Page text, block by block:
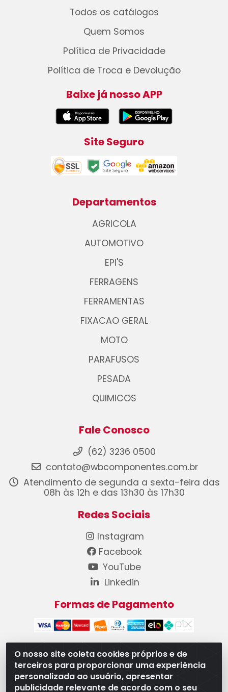
O nosso site coleta cookies próprios e de
terceiros para proporcionar uma experiência
personalizada ao usuário, apresentar
publicidade relevante de acordo com o seu
Todos os catálogos
Quem Somos
Política de Privacidade
Política de Troca e Devolução
Baixe já nosso APP
Site Seguro
Departamentos
AGRICOLA
AUTOMOTIVO
EPI'S
FERRAGENS
FERRAMENTAS
FIXACAO GERAL
MOTO
PARAFUSOS
PESADA
QUIMICOS
Fale Conosco
(62) 3236 0500
contato@wbcomponentes.com.br
Atendimento de segunda a sexta-feira das
08h às 12h e das 13h30 às 17h30
Redes Sociais
Instagram
Facebook
YouTube
Linkedin
Formas de Pagamento
WB Componentes Automotivos LTDA - CNPJ
08.528.393/0001-12 - Rua do Níquel, 667 - Parque
Oeste Industrial, Goiânia/GO - CEP 74375-660